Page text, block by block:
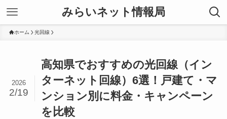
みらいネット情報局
ホーム 光回線
高知県でおすすめの光回線（イン
ターネット回線）6選！戸建て・マ
ンション別に料金・キャンペーン
を比較
2026
2/19